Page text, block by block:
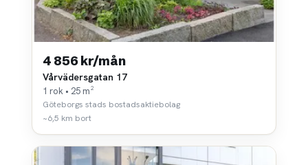
4 856 kr/mån
Vårvädersgatan 17
1 rok • 25 m²
Göteborgs stads bostadsaktiebolag
~6,5 km bort